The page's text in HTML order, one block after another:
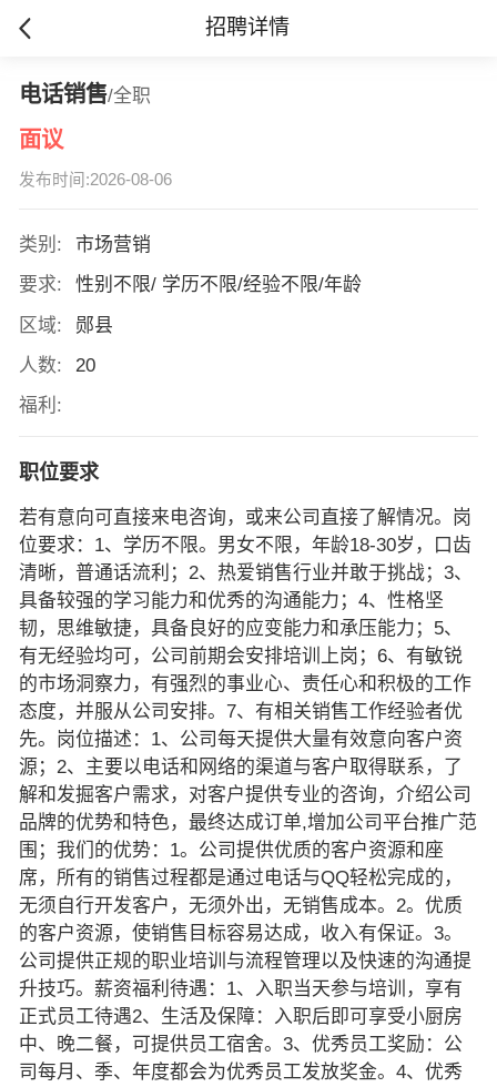
招聘详情
电话销售/全职
面议
发布时间:2026-08-06
类别:
市场营销
要求:
性别不限/ 学历不限/经验不限/年龄
区域:
郧县
人数:
20
福利:
职位要求
若有意向可直接来电咨询，或来公司直接了解情况。岗
位要求：1、学历不限。男女不限，年龄18-30岁，口齿
清晰，普通话流利；2、热爱销售行业并敢于挑战；3、
具备较强的学习能力和优秀的沟通能力；4、性格坚
韧，思维敏捷，具备良好的应变能力和承压能力；5、
有无经验均可，公司前期会安排培训上岗；6、有敏锐
的市场洞察力，有强烈的事业心、责任心和积极的工作
态度，并服从公司安排。7、有相关销售工作经验者优
先。岗位描述：1、公司每天提供大量有效意向客户资
源；2、主要以电话和网络的渠道与客户取得联系，了
解和发掘客户需求，对客户提供专业的咨询，介绍公司
品牌的优势和特色，最终达成订单,增加公司平台推广范
围；我们的优势：1。公司提供优质的客户资源和座
席，所有的销售过程都是通过电话与QQ轻松完成的，
无须自行开发客户，无须外出，无销售成本。2。优质
的客户资源，使销售目标容易达成，收入有保证。3。
公司提供正规的职业培训与流程管理以及快速的沟通提
升技巧。薪资福利待遇：1、入职当天参与培训，享有
正式员工待遇2、生活及保障：入职后即可享受小厨房
中、晚二餐，可提供员工宿舍。3、优秀员工奖励：公
司每月、季、年度都会为优秀员工发放奖金。4、优秀